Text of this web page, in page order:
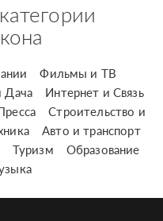
Фильмы и ТВ
Дача
Интернет и Связь
Строительство и
Авто и транспорт
Туризм
Образование